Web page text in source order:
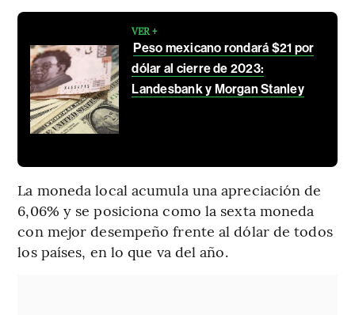
VER +
Peso mexicano rondará $21 por
dólar al cierre de 2023:
Landesbank y Morgan Stanley
La moneda local acumula una apreciación de
6,06% y se posiciona como la sexta moneda
con mejor desempeño frente al dólar de todos
los países, en lo que va del año.